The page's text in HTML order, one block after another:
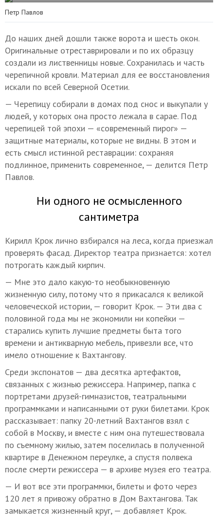
Петр Павлов
До наших дней дошли также ворота и шесть окон.
Оригинальные отреставрировали и по их образцу
создали из лиственницы новые. Сохранилась и часть
черепичной кровли. Материал для ее восстановления
искали по всей Северной Осетии.
— Черепицу собирали в домах под снос и выкупали у
людей, у которых она просто лежала в сарае. Под
черепицей той эпохи — «современный пирог» —
защитные материалы, которые не видны. В этом и
есть смысл истинной реставрации: сохраняя
подлинное, применить современное, — делится Петр
Павлов.
Ни одного не осмысленного
сантиметра
Кирилл Крок лично взбирался на леса, когда приезжал
проверять фасад. Директор театра признается: хотел
потрогать каждый кирпич.
— Мне это дало какую-то необыкновенную
жизненную силу, потому что я прикасался к великой
человеческой истории, — говорит Крок. — Эти два с
половиной года мы не экономили ни копейки —
старались купить лучшие предметы быта того
времени и антикварную мебель, привезли все, что
имело отношение к Вахтангову.
Среди экспонатов — два десятка артефактов,
связанных с жизнью режиссера. Например, папка с
портретами друзей-гимназистов, театральными
программками и написанными от руки билетами. Крок
рассказывает: папку 20-летний Вахтангов взял с
собой в Москву, и вместе с ним она путешествовала
по съемному жилью, затем поселилась в полученной
квартире в Денежном переулке, а спустя полвека
после смерти режиссера — в архиве музея его театра.
— И вот все эти программки, билеты и фото через
120 лет я привожу обратно в Дом Вахтангова. Так
замыкается жизненный круг, — добавляет Крок.